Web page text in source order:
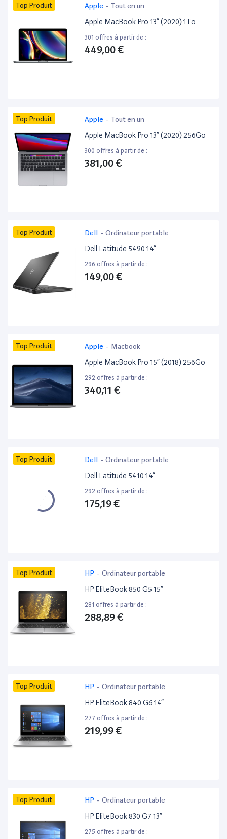
Top Produit Apple - Tout en un
Apple MacBook Pro 13” (2020) 1To
301 offres à partir de :
449,00 €
Top Produit Apple - Tout en un
Apple MacBook Pro 13” (2020) 256Go
300 offres à partir de :
381,00 €
Top Produit Dell - Ordinateur portable
Dell Latitude 5490 14”
296 offres à partir de :
149,00 €
Top Produit Apple - Macbook
Apple MacBook Pro 15” (2018) 256Go
292 offres à partir de :
340,11 €
Top Produit Dell - Ordinateur portable
Dell Latitude 5410 14”
292 offres à partir de :
175,19 €
Top Produit HP - Ordinateur portable
HP EliteBook 850 G5 15”
281 offres à partir de :
288,89 €
Top Produit HP - Ordinateur portable
HP EliteBook 840 G6 14”
277 offres à partir de :
219,99 €
Top Produit HP - Ordinateur portable
HP EliteBook 830 G7 13”
275 offres à partir de :